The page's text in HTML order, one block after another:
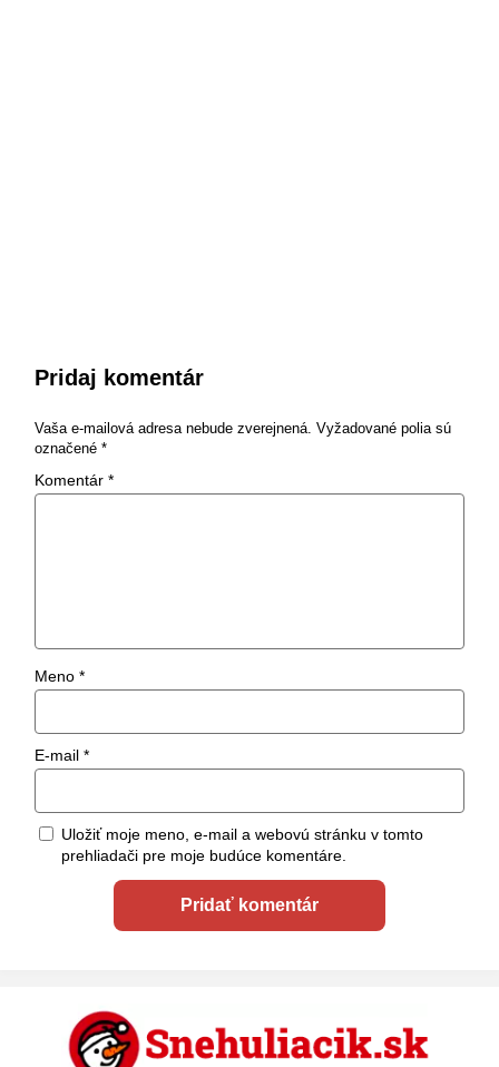
Pridaj komentár
Vaša e-mailová adresa nebude zverejnená. Vyžadované polia sú
označené *
Komentár *
Meno *
E-mail *
Uložiť moje meno, e-mail a webovú stránku v tomto
prehliadači pre moje budúce komentáre.